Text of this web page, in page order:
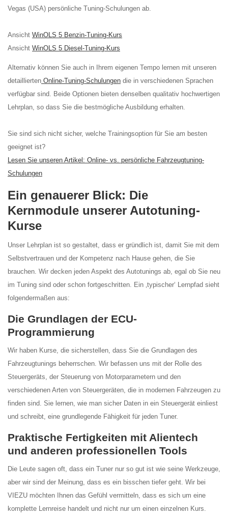
Vegas (USA) persönliche Tuning-Schulungen ab.
Ansicht WinOLS 5 Benzin-Tuning-Kurs
Ansicht WinOLS 5 Diesel-Tuning-Kurs
Alternativ können Sie auch in Ihrem eigenen Tempo lernen mit unseren
detaillierten Online-Tuning-Schulungen die in verschiedenen Sprachen
verfügbar sind. Beide Optionen bieten denselben qualitativ hochwertigen
Lehrplan, so dass Sie die bestmögliche Ausbildung erhalten.
Sie sind sich nicht sicher, welche Trainingsoption für Sie am besten
geeignet ist?
Lesen Sie unseren Artikel: Online- vs. persönliche Fahrzeugtuning-
Schulungen
Ein genauerer Blick: Die
Kernmodule unserer Autotuning-
Kurse
Unser Lehrplan ist so gestaltet, dass er gründlich ist, damit Sie mit dem
Selbstvertrauen und der Kompetenz nach Hause gehen, die Sie
brauchen. Wir decken jeden Aspekt des Autotunings ab, egal ob Sie neu
im Tuning sind oder schon fortgeschritten. Ein ‚typischer‘ Lernpfad sieht
folgendermaßen aus:
Die Grundlagen der ECU-
Programmierung
Wir haben Kurse, die sicherstellen, dass Sie die Grundlagen des
Fahrzeugtunings beherrschen. Wir befassen uns mit der Rolle des
Steuergeräts, der Steuerung von Motorparametern und den
verschiedenen Arten von Steuergeräten, die in modernen Fahrzeugen zu
finden sind. Sie lernen, wie man sicher Daten in ein Steuergerät einliest
und schreibt, eine grundlegende Fähigkeit für jeden Tuner.
Praktische Fertigkeiten mit Alientech
und anderen professionellen Tools
Die Leute sagen oft, dass ein Tuner nur so gut ist wie seine Werkzeuge,
aber wir sind der Meinung, dass es ein bisschen tiefer geht. Wir bei
VIEZU möchten Ihnen das Gefühl vermitteln, dass es sich um eine
komplette Lernreise handelt und nicht nur um einen einzelnen Kurs.